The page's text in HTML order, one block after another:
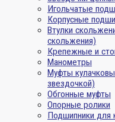
Игольчатые
Корпусные
Втулки
скольжения)
Крепежные и
Манометры
Муфты
звездочкой)
Обгонные муфты
Опорные ролики
Подшипники для